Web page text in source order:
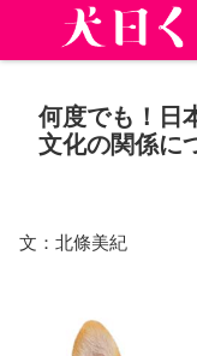
何度でも！日
文化の関係に
文：北條美紀